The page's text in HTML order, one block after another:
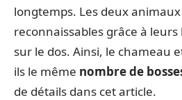
longtemps. Les deux
reconnaissables grâce à
sur le dos. Ainsi, le chameau
ils le même nombre de
de détails dans cet article.